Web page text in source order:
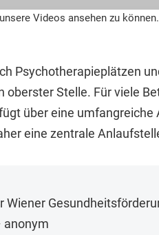
Videos ansehen zu können.
Psychotherapieplätzen
Stelle. Für viele
über eine
eine zentrale
Wiener
anonym